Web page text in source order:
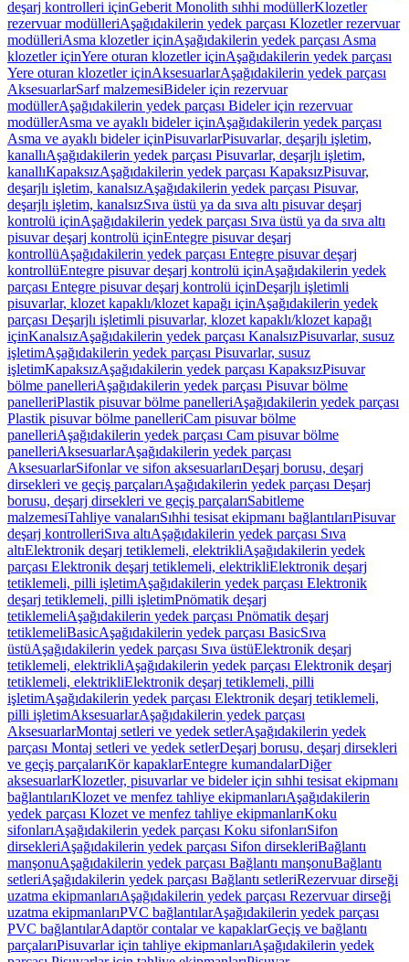
deşarj kontrolleri içinGeberit Monolith sıhhi modüllerKlozetler
rezervuar modülleriAşağıdakilerin yedek parçası Klozetler rezervuar
modülleriAsma klozetler içinAşağıdakilerin yedek parçası Asma
klozetler içinYere oturan klozetler içinAşağıdakilerin yedek parçası
Yere oturan klozetler içinAksesuarlarAşağıdakilerin yedek parçası
AksesuarlarSarf malzemesiBideler için rezervuar
modüllerAşağıdakilerin yedek parçası Bideler için rezervuar
modüllerAsma ve ayaklı bideler içinAşağıdakilerin yedek parçası
Asma ve ayaklı bideler içinPisuvarlarPisuvarlar, deşarjlı işletim,
kanallıAşağıdakilerin yedek parçası Pisuvarlar, deşarjlı işletim,
kanallıKapaksızAşağıdakilerin yedek parçası KapaksızPisuvar,
deşarjlı işletim, kanalsızAşağıdakilerin yedek parçası Pisuvar,
deşarjlı işletim, kanalsızSıva üstü ya da sıva altı pisuvar deşarj
kontrolü içinAşağıdakilerin yedek parçası Sıva üstü ya da sıva altı
pisuvar deşarj kontrolü içinEntegre pisuvar deşarj
kontrollüAşağıdakilerin yedek parçası Entegre pisuvar deşarj
kontrollüEntegre pisuvar deşarj kontrolü içinAşağıdakilerin yedek
parçası Entegre pisuvar deşarj kontrolü içinDeşarjlı işletimli
pisuvarlar, klozet kapaklı/klozet kapağı içinAşağıdakilerin yedek
parçası Deşarjlı işletimli pisuvarlar, klozet kapaklı/klozet kapağı
içinKanalsızAşağıdakilerin yedek parçası KanalsızPisuvarlar, susuz
işletimAşağıdakilerin yedek parçası Pisuvarlar, susuz
işletimKapaksızAşağıdakilerin yedek parçası KapaksızPisuvar
bölme panelleriAşağıdakilerin yedek parçası Pisuvar bölme
panelleriPlastik pisuvar bölme panelleriAşağıdakilerin yedek parçası
Plastik pisuvar bölme panelleriCam pisuvar bölme
panelleriAşağıdakilerin yedek parçası Cam pisuvar bölme
panelleriAksesuarlarAşağıdakilerin yedek parçası
AksesuarlarSifonlar ve sifon aksesuarlarıDeşarj borusu, deşarj
dirsekleri ve geçiş parçalarıAşağıdakilerin yedek parçası Deşarj
borusu, deşarj dirsekleri ve geçiş parçalarıSabitleme
malzemesiTahliye vanalarıSıhhi tesisat ekipmanı bağlantılarıPisuvar
deşarj kontrolleriSıva altıAşağıdakilerin yedek parçası Sıva
altıElektronik deşarj tetiklemeli, elektrikliAşağıdakilerin yedek
parçası Elektronik deşarj tetiklemeli, elektrikliElektronik deşarj
tetiklemeli, pilli işletimAşağıdakilerin yedek parçası Elektronik
deşarj tetiklemeli, pilli işletimPnömatik deşarj
tetiklemeliAşağıdakilerin yedek parçası Pnömatik deşarj
tetiklemeliBasicAşağıdakilerin yedek parçası BasicSıva
üstüAşağıdakilerin yedek parçası Sıva üstüElektronik deşarj
tetiklemeli, elektrikliAşağıdakilerin yedek parçası Elektronik deşarj
tetiklemeli, elektrikliElektronik deşarj tetiklemeli, pilli
işletimAşağıdakilerin yedek parçası Elektronik deşarj tetiklemeli,
pilli işletimAksesuarlarAşağıdakilerin yedek parçası
AksesuarlarMontaj setleri ve yedek setlerAşağıdakilerin yedek
parçası Montaj setleri ve yedek setlerDeşarj borusu, deşarj dirsekleri
ve geçiş parçalarıKör kapaklarEntegre kumandalarDiğer
aksesuarlarKlozetler, pisuvarlar ve bideler için sıhhi tesisat ekipmanı
bağlantılarıKlozet ve menfez tahliye ekipmanlarıAşağıdakilerin
yedek parçası Klozet ve menfez tahliye ekipmanlarıKoku
sifonlarıAşağıdakilerin yedek parçası Koku sifonlarıSifon
dirsekleriAşağıdakilerin yedek parçası Sifon dirsekleriBağlantı
manşonuAşağıdakilerin yedek parçası Bağlantı manşonuBağlantı
setleriAşağıdakilerin yedek parçası Bağlantı setleriRezervuar dirseği
uzatma ekipmanlarıAşağıdakilerin yedek parçası Rezervuar dirseği
uzatma ekipmanlarıPVC bağlantılarAşağıdakilerin yedek parçası
PVC bağlantılarAdaptör contalar ve kapaklarGeçiş ve bağlantı
parçalarıPisuvarlar için tahliye ekipmanlarıAşağıdakilerin yedek